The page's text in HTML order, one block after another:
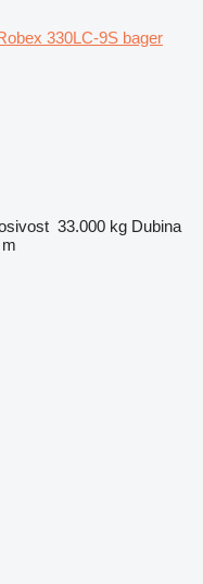
330LC-9S bager
33.000 kg Dubina